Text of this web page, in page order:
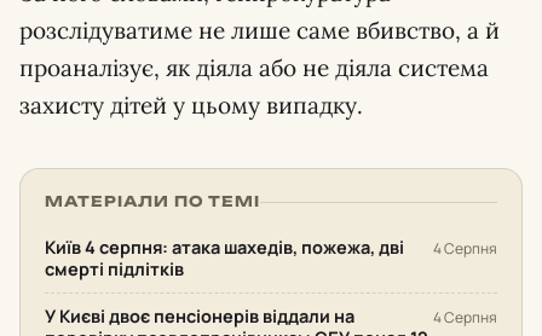
розслідуватиме не лише саме вбивство, а й
проаналізує, як діяла або не діяла система
захисту дітей у цьому випадку.
МАТЕРІАЛИ ПО ТЕМІ
Київ 4 серпня: атака шахедів, пожежа, дві
смерті підлітків
4 Серпня
У Києві двоє пенсіонерів віддали на
4 Серпня